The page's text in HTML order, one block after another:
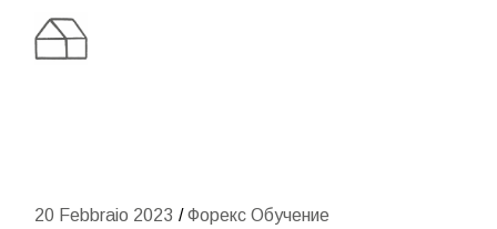
content
20 Febbraio 2023 Форекс Обучение